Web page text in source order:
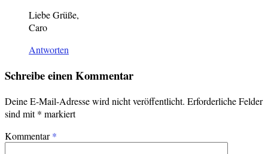
Liebe Grüße,
Caro
Antworten
Schreibe einen Kommentar
Deine E-Mail-Adresse wird nicht veröffentlicht. Erforderliche Felder
sind mit* markiert
Kommentar*